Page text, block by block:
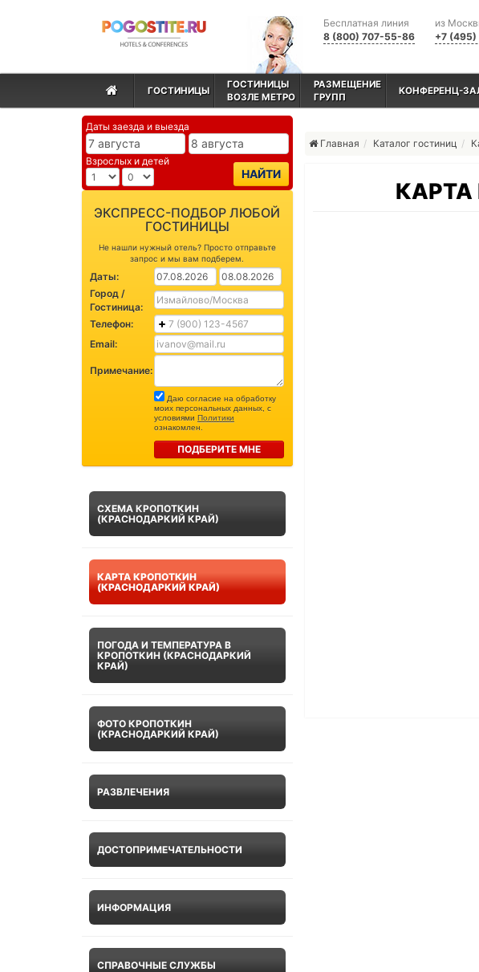
из
+7
Бесплатная линия
8 (800) 707-55-86
ГОСТИНИЦЫ
ГОСТИНИЦЫ
ВОЗЛЕ МЕТРО
РАЗМЕЩЕНИЕ
ГРУПП
КОНФЕРЕНЦ-
Даты заезда и выезда
Взрослых и детей
НАЙТИ
ЭКСПРЕСС-ПОДБОР ЛЮБОЙ
ГОСТИНИЦЫ
Не нашли нужный отель? Просто отправьте
запрос и мы вам подберем.
Даты:
Город /
Гостиница:
Телефон:
Email:
Примечание:
Даю согласие на обработку
моих персональных данных, с
условиями Политики
ознакомлен.
ПОДБЕРИТЕ МНЕ
СХЕМА КРОПОТКИН
(КРАСНОДАРКИЙ КРАЙ)
КАРТА КРОПОТКИН
(КРАСНОДАРКИЙ КРАЙ)
ПОГОДА И ТЕМПЕРАТУРА В
КРОПОТКИН (КРАСНОДАРКИЙ
КРАЙ)
ФОТО КРОПОТКИН
(КРАСНОДАРКИЙ КРАЙ)
РАЗВЛЕЧЕНИЯ
ДОСТОПРИМЕЧАТЕЛЬНОСТИ
ИНФОРМАЦИЯ
СПРАВОЧНЫЕ СЛУЖБЫ
Главная Каталог гостиниц